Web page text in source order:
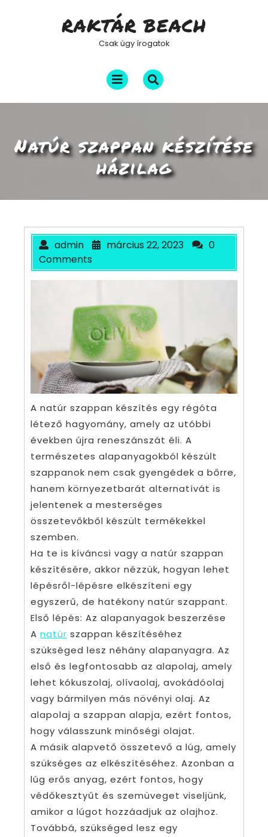
RAKTÁR BEACH
Csak úgy írogatok
Open
Menu
Natúr szappan készítése
házilag
admin március 22, 2023
0
Comments
A natúr szappan készítés egy régóta
létező hagyomány, amely az utóbbi
években újra reneszánszát éli. A
természetes alapanyagokból készült
szappanok nem csak gyengédek a bőrre,
hanem környezetbarát alternatívát is
jelentenek a mesterséges
összetevőkből készült termékekkel
szemben.
Ha te is kíváncsi vagy a natúr szappan
készítésére, akkor nézzük, hogyan lehet
lépésről-lépésre elkészíteni egy
egyszerű, de hatékony natúr szappant.
Első lépés: Az alapanyagok beszerzése
A natúr szappan készítéséhez
szükséged lesz néhány alapanyagra. Az
első és legfontosabb az alapolaj, amely
lehet kókuszolaj, olívaolaj, avokádóolaj
vagy bármilyen más növényi olaj. Az
alapolaj a szappan alapja, ezért fontos,
hogy válasszunk minőségi olajat.
A másik alapvető összetevő a lúg, amely
szükséges az elkészítéséhez. Azonban a
lúg erős anyag, ezért fontos, hogy
védőkesztyűt és szemüveget viseljünk,
amikor a lúgot hozzáadjuk az olajhoz.
Továbbá, szükséged lesz egy